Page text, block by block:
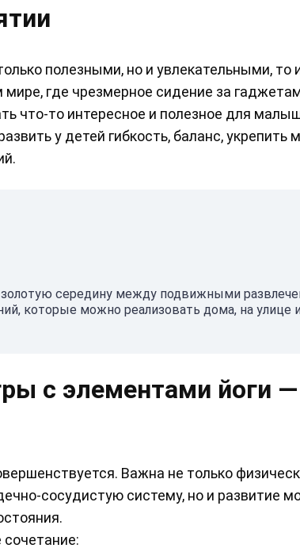
полезными, но и увлекательными, то
где чрезмерное сидение за
что-то интересное и полезное для
у детей гибкость, баланс,
середину между подвижными
которые можно реализовать дома, на улице
с элементами йоги —
Важна не только
сосудистую систему, но и развитие